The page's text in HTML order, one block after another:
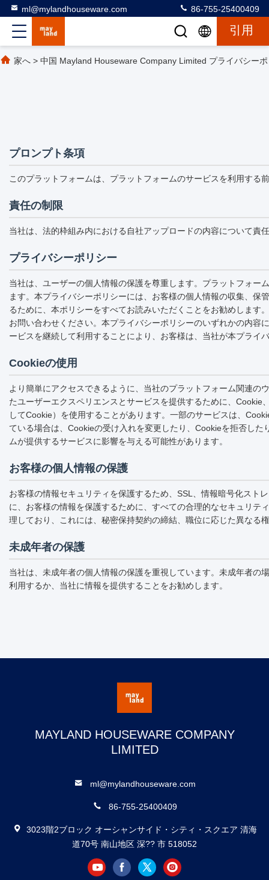
ml@mylandhouseware.com 86-755-25400409
引用
家へ > 中国 Mayland Houseware Company Limited プライバシー
プロンプト条項
このプラットフォームは、プラットフォームのサービスを利用する
責任の制限
当社は、法的枠組み内における自社アップロードの内容について
プライバシーポリシー
当社は、ユーザーの個人情報の保護を尊重します。プラットフォ
ます。本プライバシーポリシーには、お客様の個人情報の収集、
るために、本ポリシーをすべてお読みいただくことをお勧めしま
お問い合わせください。本プライバシーポリシーのいずれかの内
ービスを継続して利用することにより、お客様は、当社が本プラ
Cookieの使用
より簡単にアクセスできるように、当社のプラットフォーム関連
たユーザーエクスペリエンスとサービスを提供するために、
してCookie）を使用することがあります。一部のサービスは、
ている場合は、Cookieの受け入れを変更したり、Cookieを拒否し
ムが提供するサービスに影響を与える可能性があります。
お客様の個人情報の保護
お客様の情報セキュリティを保護するため、SSL、情報暗号化スト
に、お客様の情報を保護するために、すべての合理的なセキュリ
理しており、これには、秘密保持契約の締結、職位に応じた異なる
未成年者の保護
当社は、未成年者の個人情報の保護を重視しています。未成年者
利用するか、当社に情報を提供することをお勧めします。
MAYLAND HOUSEWARE COMPANY
LIMITED
ml@mylandhouseware.com
86-755-25400409
3023階2ブロック オーシャンサイド・シティ・スクエア 清海
道70号 南山地区 深?? 市 518052